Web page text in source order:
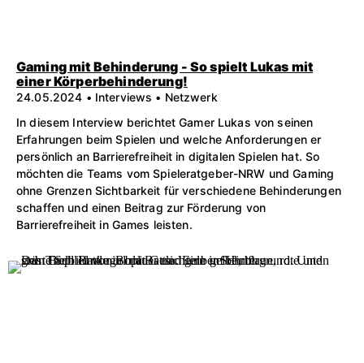
Gaming mit Behinderung - So spielt Lukas mit
einer Körperbehinderung!
24.05.2024 • Interviews • Netzwerk
In diesem Interview berichtet Gamer Lukas von seinen
Erfahrungen beim Spielen und welche Anforderungen er
persönlich an Barrierefreiheit in digitalen Spielen hat. So
möchten die Teams vom Spieleratgeber-NRW und Gaming
ohne Grenzen Sichtbarkeit für verschiedene Behinderungen
schaffen und einen Beitrag zur Förderung von
Barrierefreiheit in Games leisten.